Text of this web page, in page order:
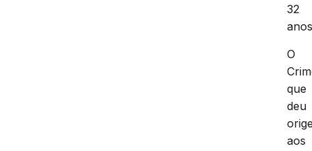
32
O
que
deu
aos